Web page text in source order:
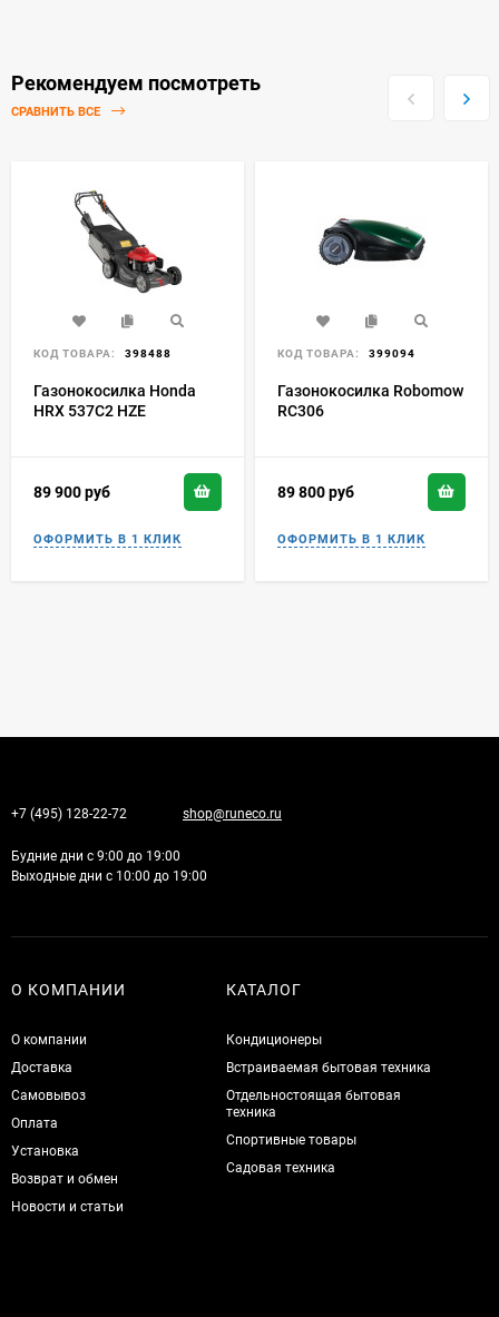
Рекомендуем посмотреть
СРАВНИТЬ ВСЕ
КОД ТОВАРА: 398488
Газонокосилка Honda
HRX 537C2 HZE
89 900руб
КОД ТОВАРА: 399094
Газонокосилка Robomow
RC306
89 800руб
+7 (495) 128-22-72 shop@runeco.ru
Будние дни с 9:00 до 19:00
Выходные дни с 10:00 до 19:00
О КОМПАНИИ
О компании
Доставка
Самовывоз
Оплата
Установка
Возврат и обмен
Новости и статьи
КАТАЛОГ
Кондиционеры
Встраиваемая бытовая техника
Отдельностоящая бытовая
техника
Спортивные товары
Садовая техника